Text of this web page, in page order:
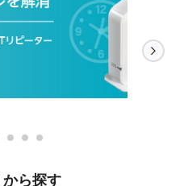
から探す